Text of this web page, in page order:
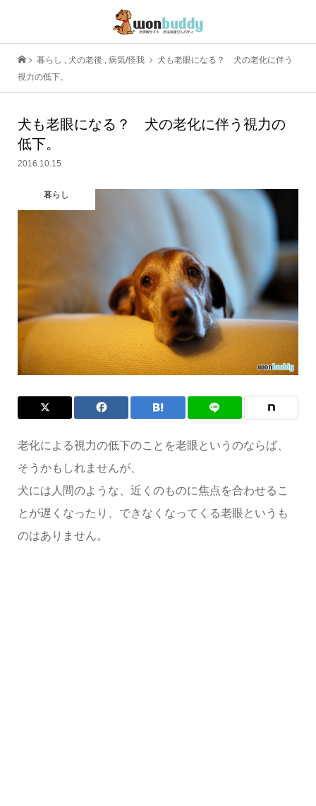
暮らし , 犬の老後 , 病気/怪我
犬も老眼になる？ 犬の老化に伴う
視力の低下。
犬も老眼になる？ 犬の老化に伴う視力の
低下。
2016.10.15
暮らし
老化による視力の低下のことを老眼というのならば、
そうかもしれませんが、
犬には人間のような、近くのものに焦点を合わせるこ
とが遅くなったり、できなくなってくる老眼というも
のはありません。